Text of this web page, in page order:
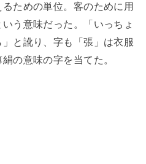
ための単位。客のために用
う意味だった。「いっちょ
と訛り、字も「張」は衣服
の意味の字を当てた。